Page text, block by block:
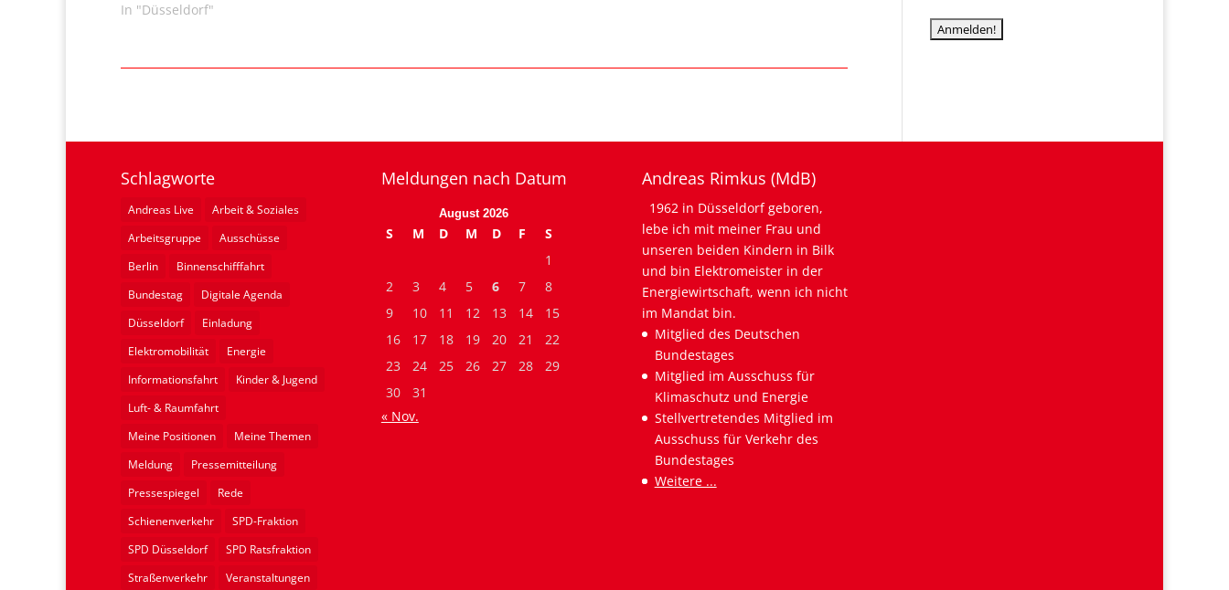
In "Düsseldorf"
Schlagworte
Andreas Live
Arbeit & Soziales
Arbeitsgruppe
Ausschüsse
Berlin
Binnenschifffahrt
Bundestag
Digitale Agenda
Düsseldorf
Einladung
Elektromobilität
Energie
Informationsfahrt
Kinder & Jugend
Luft- & Raumfahrt
Meine Positionen
Meine Themen
Meldung
Pressemitteilung
Pressespiegel
Rede
Schienenverkehr
SPD-Fraktion
SPD Düsseldorf
SPD Ratsfraktion
Straßenverkehr
Veranstaltungen
Meldungen nach Datum
August 2026
S M D M D F
S
1
2
3 4 5 6 7
8
9
10 11 12 13 14
15
16
17 18 19 20 21
22
23
24 25 26 27 28
29
30
31
« Nov.
Andreas Rimkus (MdB)
1962 in Düsseldorf geboren,
lebe ich mit meiner Frau und
unseren beiden Kindern in Bilk
und bin Elektromeister in der
Energiewirtschaft, wenn ich nicht
im Mandat bin.
Mitglied des Deutschen
Bundestages
Mitglied im Ausschuss für
Klimaschutz und Energie
Stellvertretendes Mitglied im
Ausschuss für Verkehr des
Bundestages
Weitere ...